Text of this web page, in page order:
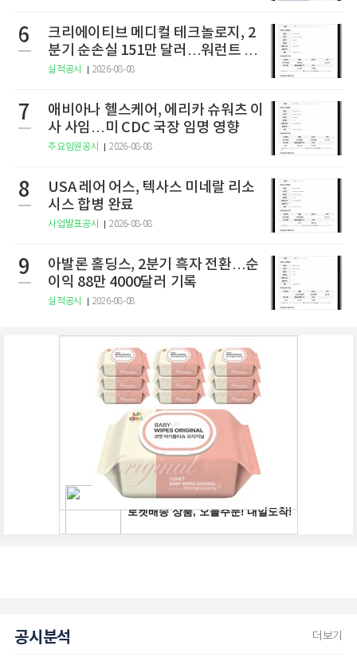
6
크리에이티브 메디컬 테크놀로지, 2
분기 순손실 151만 달러…워런트 행
사로 446만 달러 조달
실적공시 2026-08-08
7
애비아나 헬스케어, 에리카 슈워츠 이
사 사임…미 CDC 국장 임명 영향
주요임원공시 2026-08-08
8
USA 레어 어스, 텍사스 미네랄 리소
시스 합병 완료
사업발표공시 2026-08-08
9
아발론 홀딩스, 2분기 흑자 전환…순
이익 88만 4000달러 기록
실적공시 2026-08-08
공시분석 더보기